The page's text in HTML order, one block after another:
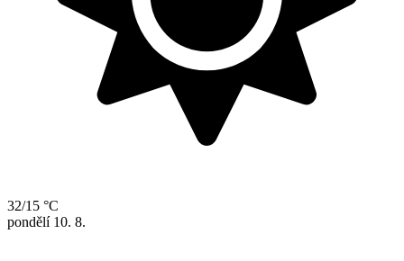
32/15 °C
pondělí 10. 8.